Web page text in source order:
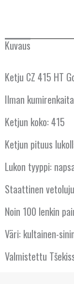
100
lenkkiä
Kuvaus
Ketju CZ 415 HT
Ilman kumirenkaita
Ketjun koko: 415
Ketjun pituus
Lukon tyyppi:
Staattinen
Noin 100 lenkin
Väri: kultainen-
Valmistettu
ITALIA
KYPROS
LATVIA
LIETTUA
LUXEMBOURG
MALTA